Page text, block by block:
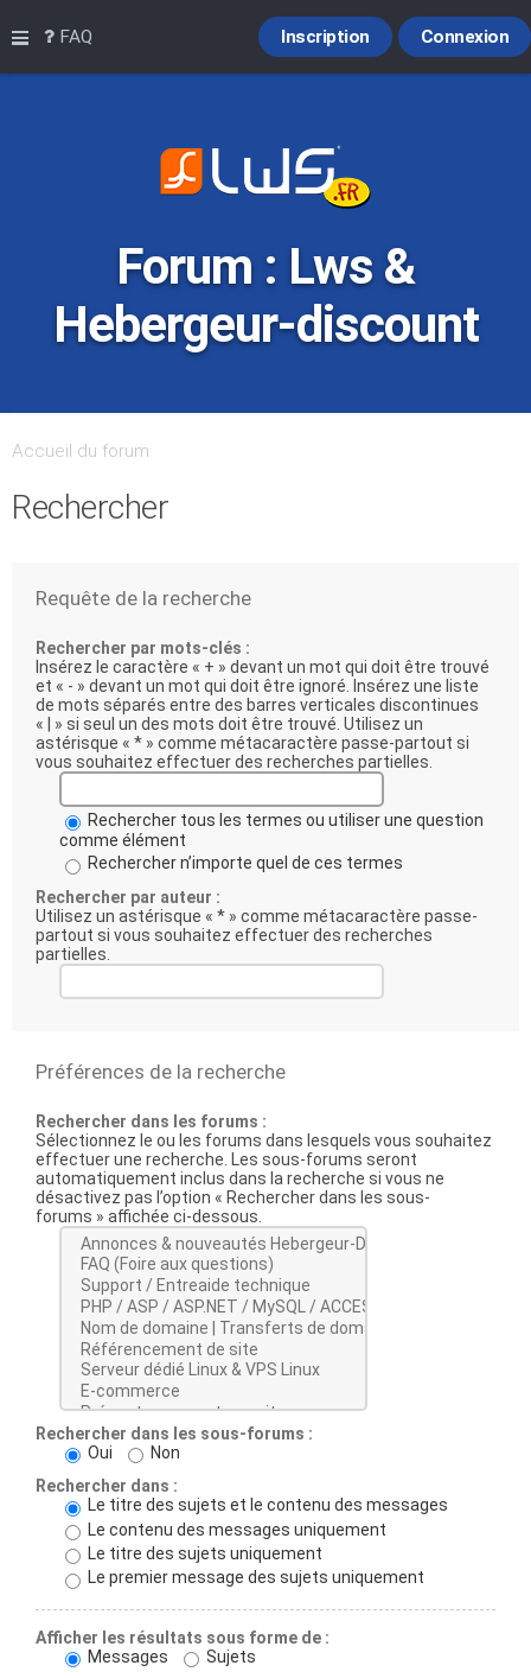
Raccourcis
FAQ Connexion
Inscription
Forum : Lws &
Hebergeur-discount
Accueil du forum
Rechercher
Requête de la recherche
Rechercher par mots-clés :
Insérez le caractère « + » devant un mot qui doit être trouvé
et « - » devant un mot qui doit être ignoré. Insérez une liste
de mots séparés entre des barres verticales discontinues
« | » si seul un des mots doit être trouvé. Utilisez un
astérisque « * » comme métacaractère passe-partout si
vous souhaitez effectuer des recherches partielles.
Rechercher tous les termes ou utiliser une question
comme élément
Rechercher n’importe quel de ces termes
Rechercher par auteur :
Utilisez un astérisque « * » comme métacaractère passe-
partout si vous souhaitez effectuer des recherches
partielles.
Préférences de la recherche
Rechercher dans les forums :
Sélectionnez le ou les forums dans lesquels vous souhaitez
effectuer une recherche. Les sous-forums seront
automatiquement inclus dans la recherche si vous ne
désactivez pas l’option « Rechercher dans les sous-
forums » affichée ci-dessous.
Rechercher dans les sous-forums :
Oui
Non
Rechercher dans :
Le titre des sujets et le contenu des messages
Le contenu des messages uniquement
Le titre des sujets uniquement
Le premier message des sujets uniquement
Afficher les résultats sous forme de :
Messages
Sujets